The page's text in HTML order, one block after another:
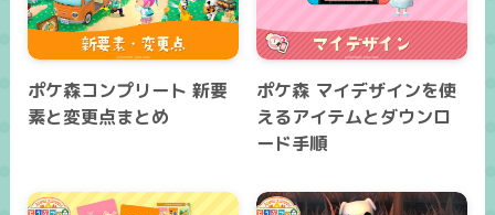
ポケ森コンプリート 新要
素と変更点まとめ
ポケ森 マイデザインを使
えるアイテムとダウンロ
ード手順